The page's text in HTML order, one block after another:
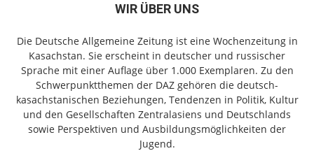
WIR ÜBER UNS
Die Deutsche Allgemeine Zeitung ist eine Wochenzeitung in
Kasachstan. Sie erscheint in deutscher und russischer
Sprache mit einer Auflage über 1.000 Exemplaren. Zu den
Schwerpunktthemen der DAZ gehören die deutsch-
kasachstanischen Beziehungen, Tendenzen in Politik, Kultur
und den Gesellschaften Zentralasiens und Deutschlands
sowie Perspektiven und Ausbildungsmöglichkeiten der
Jugend.